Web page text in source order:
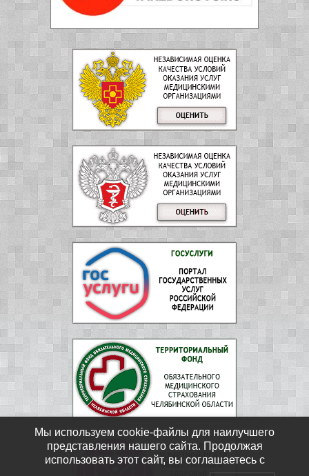
Мы используем cookie-файлы для наилучшего
представления нашего сайта. Продолжая
использовать этот сайт, вы соглашаетесь с